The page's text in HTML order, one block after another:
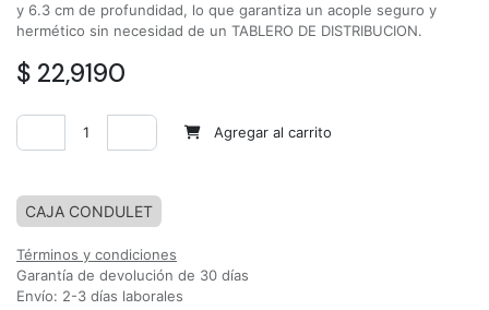
y 6.3 cm de profundidad, lo que garantiza un acople seguro y
hermético sin necesidad de un TABLERO DE DISTRIBUCION.
$ 22,9190
Agregar al carrito
CAJA CONDULET
Términos y condiciones
Garantía de devolución de 30 días
Envío: 2-3 días laborales